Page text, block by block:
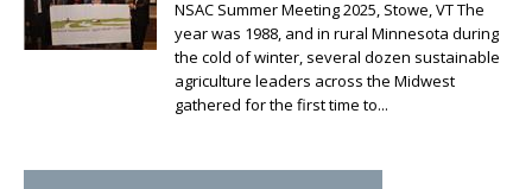
NSAC Summer Meeting 2025, Stowe, VT The
year was 1988, and in rural Minnesota during
the cold of winter, several dozen sustainable
agriculture leaders across the Midwest
gathered for the first time to...